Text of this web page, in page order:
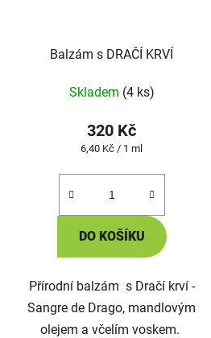
Balzám s DRAČÍ KRVÍ
Skladem (4 ks)
320 Kč
Měrná
6,40 Kč / 1 ml
DO KOŠÍKU
Přírodní balzám s Dračí krví -
Sangre de Drago, mandlovým
olejem a včelím voskem.